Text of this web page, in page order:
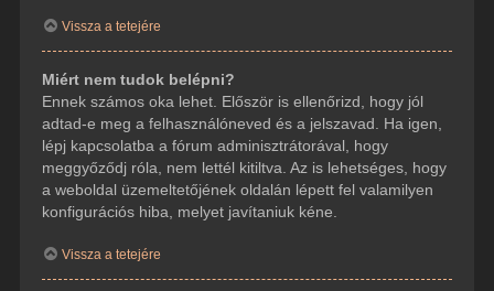
Vissza a tetejére
Miért nem tudok belépni?
Ennek számos oka lehet. Először is ellenőrizd, hogy jól
adtad-e meg a felhasználóneved és a jelszavad. Ha igen,
lépj kapcsolatba a fórum adminisztrátorával, hogy
meggyőződj róla, nem lettél kitiltva. Az is lehetséges, hogy
a weboldal üzemeltetőjének oldalán lépett fel valamilyen
konfigurációs hiba, melyet javítaniuk kéne.
Vissza a tetejére